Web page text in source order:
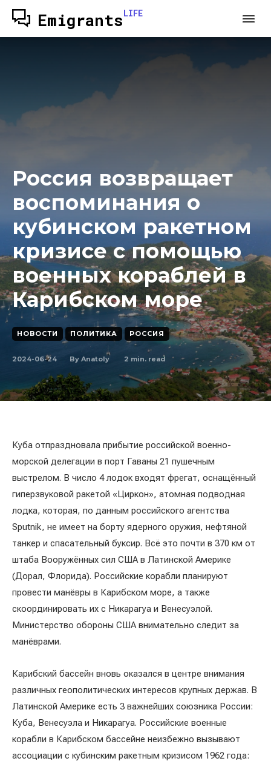
EmigrantsLIFE
Россия возвращает
воспоминания о
кубинском ракетном
кризисе с помощью
военных кораблей в
Карибском море
НОВОСТИ ПОЛИТИКА РОССИЯ
2024-06-24 By Anatoly 2 min. read
Куба отпраздновала прибытие российской военно-
морской делегации в порт Гаваны 21 пушечным
выстрелом. В число 4 лодок входят фрегат, оснащённый
гиперзвуковой ракетой «Циркон», атомная подводная
лодка, которая, по данным российского агентства
Sputnik, не имеет на борту ядерного оружия, нефтяной
танкер и спасательный буксир. Всё это почти в 370 км от
штаба Вооружённых сил США в Латинской Америке
(Дорал, Флорида). Российские корабли планируют
провести манёвры в Карибском море, а также
скоординировать их с Никарагуа и Венесуэлой.
Министерство обороны США внимательно следит за
манёврами.
Карибский бассейн вновь оказался в центре внимания
различных геополитических интересов крупных держав. В
Латинской Америке есть 3 важнейших союзника России:
Куба, Венесуэла и Никарагуа. Российские военные
корабли в Карибском бассейне неизбежно вызывают
ассоциации с кубинским ракетным кризисом 1962 года: